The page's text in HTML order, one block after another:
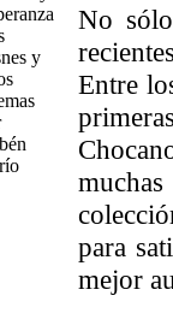
No
Entre
para
mejor